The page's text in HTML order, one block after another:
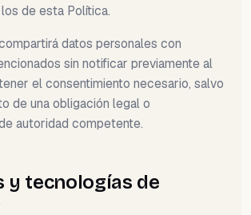
de esta Política.
datos personales con
sin notificar previamente al
el consentimiento necesario, salvo
de una obligación legal o
autoridad competente.
y tecnologías de